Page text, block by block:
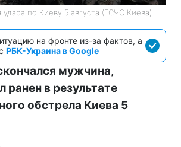
удара по Киеву 5 августа (ГСЧС Киева)
на фронте из-за фактов, а
РБК-Украина в Google
мужчина,
в результате
обстрела Киева 5